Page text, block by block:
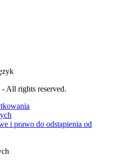
- All rights reserved.
i prawo do odstąpienia od